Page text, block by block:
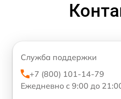
Служба поддержки
+7 (800) 101-14-79
Ежедневно с 9:00 до